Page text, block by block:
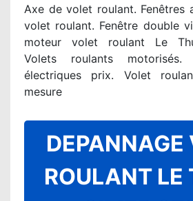
Axe de volet roulant. Fenêtres
volet roulant. Fenêtre double
moteur volet roulant Le
Volets roulants motorisés.
électriques prix. Volet
mesure
DEPANNAGE
ROULANT LE